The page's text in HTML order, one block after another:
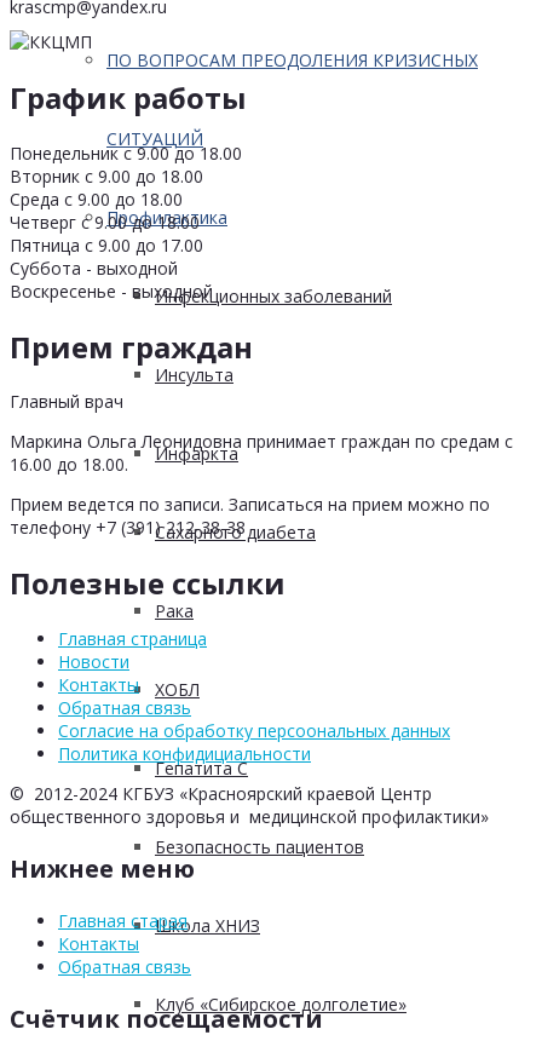
ПО ВОПРОСАМ ПРЕОДОЛЕНИЯ КРИЗИСНЫХ
СИТУАЦИЙ
Профилактика
Инфекционных заболеваний
Инсульта
Инфаркта
Сахарного диабета
Рака
ХОБЛ
Гепатита С
Безопасность пациентов
Школа ХНИЗ
Клуб «Сибирское долголетие»
krascmp@yandex.ru
График работы
Понедельник с 9.00 до 18.00
Вторник с 9.00 до 18.00
Среда с 9.00 до 18.00
Четверг с 9.00 до 18.00
Пятница с 9.00 до 17.00
Суббота - выходной
Воскресенье - выходной
Прием граждан
Главный врач
Маркина Ольга Леонидовна принимает граждан по средам с
16.00 до 18.00.
Прием ведется по записи. Записаться на прием можно по
телефону +7 (391) 212-38-38
Полезные ссылки
Главная страница
Новости
Контакты
Обратная связь
Согласие на обработку персоональных данных
Политика конфидициальности
© 2012-2024 КГБУЗ «Красноярский краевой Центр
общественного здоровья и медицинской профилактики»
Нижнее меню
Главная старая
Контакты
Обратная связь
Счётчик посещаемости